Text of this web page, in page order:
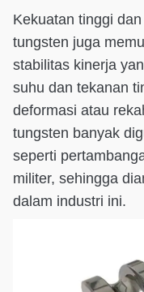
Kekuatan tinggi
tungsten juga
stabilitas kinerja
suhu dan tekanan
deformasi atau
tungsten banyak
seperti
militer, sehingga
dalam industri ini.